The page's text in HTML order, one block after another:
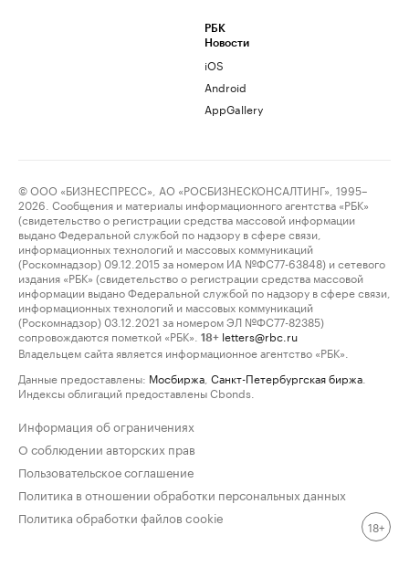
РБК
Новости
iOS
Android
AppGallery
© ООО «БИЗНЕСПРЕСС», АО «РОСБИЗНЕСКОНСАЛТИНГ», 1995–
2026. Сообщения и материалы информационного агентства «РБК»
(свидетельство о регистрации средства массовой информации
выдано Федеральной службой по надзору в сфере связи,
информационных технологий и массовых коммуникаций
(Роскомнадзор) 09.12.2015 за номером ИА №ФС77-63848) и сетевого
издания «РБК» (свидетельство о регистрации средства массовой
информации выдано Федеральной службой по надзору в сфере связи,
информационных технологий и массовых коммуникаций
(Роскомнадзор) 03.12.2021 за номером ЭЛ №ФС77-82385)
сопровождаются пометкой «РБК».
18+ letters@rbc.ru
Владельцем сайта является информационное агентство «РБК».
Данные предоставлены: Мосбиржа Санкт-Петербургская биржа
Индексы облигаций предоставлены Cbonds.
Информация об ограничениях
О соблюдении авторских прав
Пользовательское соглашение
Политика в отношении обработки персональных данных
Политика обработки файлов cookie
18+